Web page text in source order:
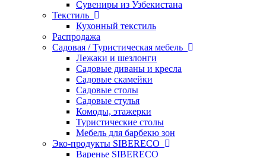
Сувениры из Узбекистана
Текстиль
Кухонный текстиль
Распродажа
Садовая / Туристическая мебель
Лежаки и шезлонги
Садовые диваны и кресла
Садовые скамейки
Садовые столы
Садовые стулья
Комоды, этажерки
Туристические столы
Мебель для барбекю зон
Эко-продукты SIBERECO
Варенье SIBERECO